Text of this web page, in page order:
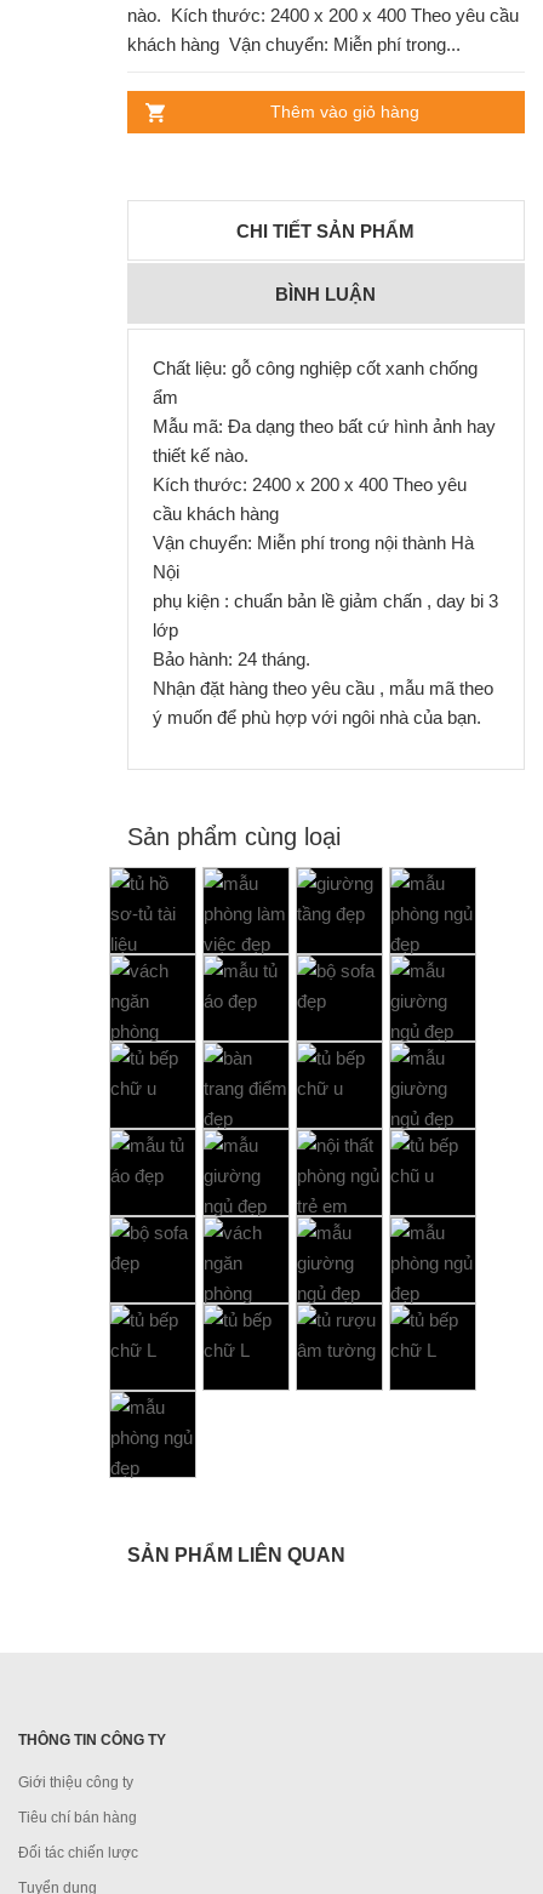
nào. Kích thước: 2400 x 200 x 400 Theo yêu cầu
khách hàng Vận chuyển: Miễn phí trong...
Thêm vào giỏ hàng
CHI TIẾT SẢN PHẨM
BÌNH LUẬN
Chất liệu: gỗ công nghiệp cốt xanh chống
ẩm
Mẫu mã: Đa dạng theo bất cứ hình ảnh hay
thiết kế nào.
Kích thước: 2400 x 200 x 400 Theo yêu
cầu khách hàng
Vận chuyển: Miễn phí trong nội thành Hà
Nội
phụ kiện : chuẩn bản lề giảm chấn , day bi 3
lớp
Bảo hành: 24 tháng.
Nhận đặt hàng theo yêu cầu , mẫu mã theo
ý muốn để phù hợp với ngôi nhà của bạn.
Sản phẩm cùng loại
SẢN PHẨM LIÊN QUAN
THÔNG TIN CÔNG TY
Giới thiệu công ty
Tiêu chí bán hàng
Đối tác chiến lược
Tuyển dụng